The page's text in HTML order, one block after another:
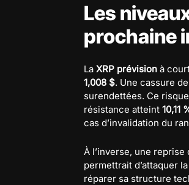
Les
prochaine
La XRP prévision à
1,008 $. Une cassure
surendettées. Ce
résistance atteint 10,11
cas d’invalidation du
À l’inverse, une
permettrait d’attaquer
réparer sa structure